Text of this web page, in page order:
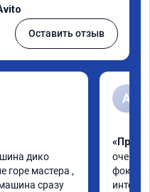
Оставить отзыв
дико
горе мастера ,
сразу
А
очень
фокус